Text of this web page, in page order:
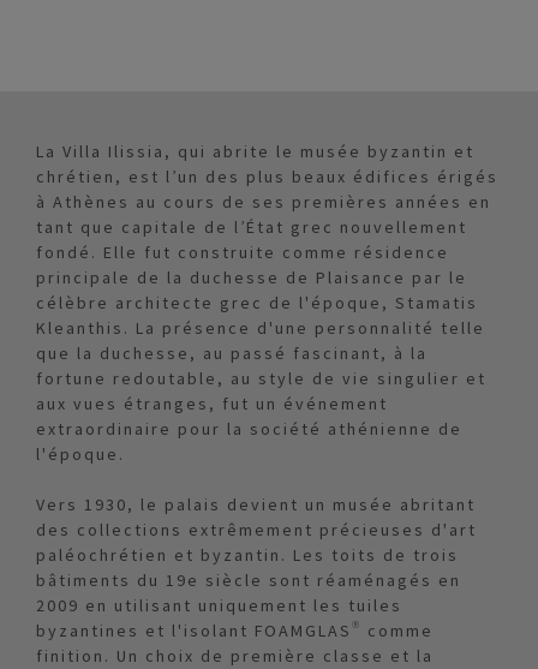
La Villa Ilissia, qui abrite le musée byzantin et
chrétien, est l’un des plus beaux édifices érigés
à Athènes au cours de ses premières années en
tant que capitale de l’État grec nouvellement
fondé. Elle fut construite comme résidence
principale de la duchesse de Plaisance par le
célèbre architecte grec de l'époque, Stamatis
Kleanthis. La présence d'une personnalité telle
que la duchesse, au passé fascinant, à la
fortune redoutable, au style de vie singulier et
aux vues étranges, fut un événement
extraordinaire pour la société athénienne de
l'époque.
Vers 1930, le palais devient un musée abritant
des collections extrêmement précieuses d'art
paléochrétien et byzantin. Les toits de trois
bâtiments du 19e siècle sont réaménagés en
2009 en utilisant uniquement les tuiles
byzantines et l'isolant FOAMGLAS® comme
finition. Un choix de première classe et la